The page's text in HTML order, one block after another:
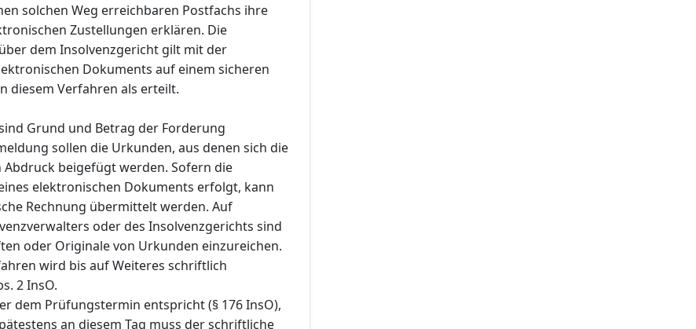
solchen Weg erreichbaren Postfachs ihre
Zustellungen erklären. Die
dem Insolvenzgericht gilt mit der
Dokuments auf einem sicheren
diesem Verfahren als erteilt.
Grund und Betrag der Forderung
sollen die Urkunden, aus denen sich die
beigefügt werden. Sofern die
elektronischen Dokuments erfolgt, kann
Rechnung übermittelt werden. Auf
oder des Insolvenzgerichts sind
oder Originale von Urkunden einzureichen.
wird bis auf Weiteres schriftlich
2 InsO.
dem Prüfungstermin entspricht (§ 176 InsO),
an diesem Tag muss der schriftliche